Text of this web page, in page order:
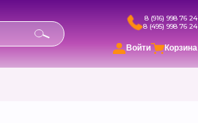
8 (916) 998 76 24
8 (495) 998 76 24
Войти Корзина